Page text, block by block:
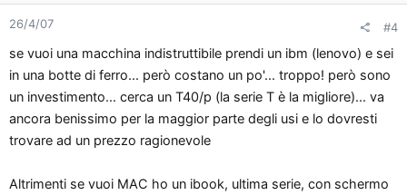
26/4/07 #4
se vuoi una macchina indistruttibile prendi un ibm (lenovo) e sei
in una botte di ferro... però costano un po'... troppo! però sono
un investimento... cerca un T40/p (la serie T è la migliore)... va
ancora benissimo per la maggior parte degli usi e lo dovresti
trovare ad un prezzo ragionevole
Altrimenti se vuoi MAC ho un ibook, ultima serie, con schermo